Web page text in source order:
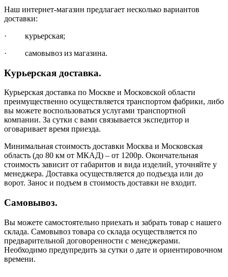
Наш интернет-магазин предлагает несколько вариантов
доставки:
· курьерская;
· самовывоз из магазина.
Курьерская доставка.
Курьерская доставка по Москве и Московской области
преимущественно осуществляется транспортом фабрики, либо
вы можете воспользоваться услугами транспортной
компании. За сутки с вами связывается экспедитор и
оговаривает время приезда.
Минимальная стоимость доставки Москва и Московская
область (до 80 км от МКАД) – от 1200р. Окончательная
стоимость зависит от габаритов и вида изделий, уточняйте у
менеджера. Доставка осуществляется до подъезда или до
ворот. Занос и подъем в стоимость доставки не входит.
Самовывоз.
Вы можете самостоятельно приехать и забрать товар с нашего
склада. Самовывоз товара со склада осуществляется по
предварительной договоренности с менеджерами.
Необходимо предупредить за сутки о дате и ориентировочном
времени.